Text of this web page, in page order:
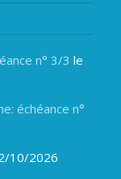
n° 3/3 le
échéance n°
10/2026